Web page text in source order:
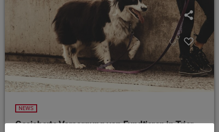
NEWS
Gesicherte Versorgung von Fundtieren in Trier